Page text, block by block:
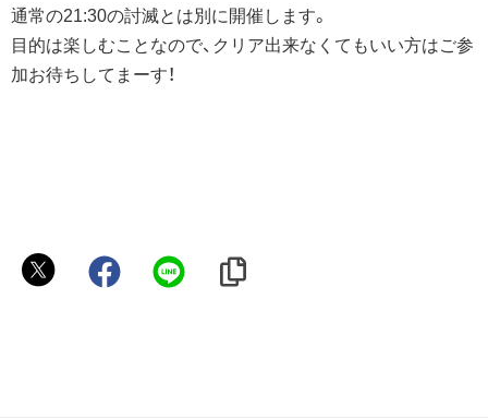
通常の21:30の討滅とは別に開催します。
目的は楽しむことなので、クリア出来なくてもいい方はご参
加お待ちしてまーす！
◄ȵἰⱳⱥ►